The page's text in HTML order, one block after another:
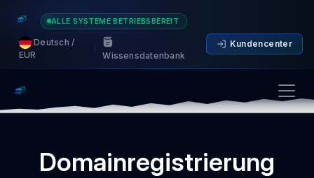
ALLE SYSTEME BETRIEBSBEREIT
Deutsch /
EUR
Wissensdatenbank
Kundencenter
Domainregistrierung